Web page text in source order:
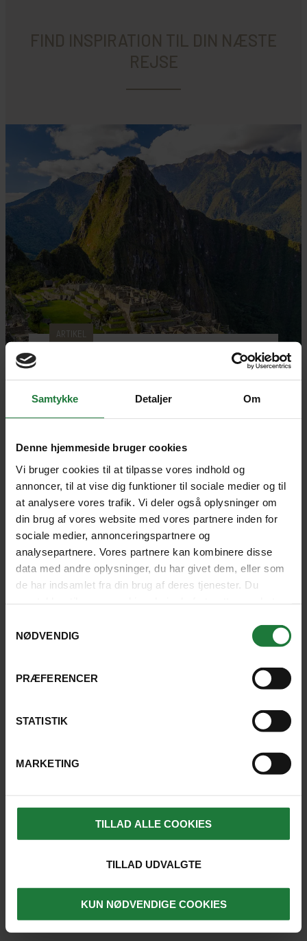
Samtykke Detaljer Om
Denne hjemmeside bruger cookies
Vi bruger cookies til at tilpasse vores indhold og
annoncer, til at vise dig funktioner til sociale medier og til
at analysere vores trafik. Vi deler også oplysninger om
din brug af vores website med vores partnere inden for
sociale medier, annonceringspartnere og
analysepartnere. Vores partnere kan kombinere disse
data med andre oplysninger, du har givet dem, eller som
de har indsamlet fra din brug af deres tjenester. Du
NØDVENDIG
PRÆFERENCER
STATISTIK
MARKETING
TILLAD ALLE COOKIES
TILLAD UDVALGTE
KUN NØDVENDIGE COOKIES
FIND INSPIRATION TIL DIN NÆSTE
REJSE
ARTIKEL
Verdens vidundere
Er du også nysgerrig på verdens vidundere? Vi
har samlet 7 forskellige af dem lige her.
Adventure Aktiv ferie Natur
Vandring
UNESCO
Kultur
LÆS ARTIKEL